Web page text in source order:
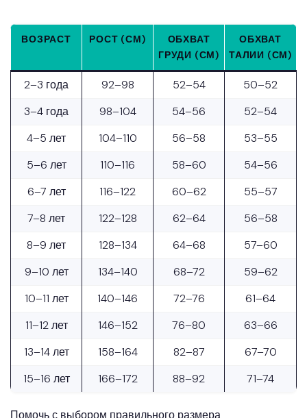
ВОЗРАСТ РОСТ (СМ)
ОБХВАТ
ГРУДИ (СМ)
ОБХВАТ
ТАЛИИ (СМ)
2–3 года 92–98 52–54
50–52
3–4 года
98–104 54–56
52–54
4–5 лет
104–110 56–58
53–55
5–6 лет
110–116 58–60
54–56
6–7 лет
116–122 60–62
55–57
7–8 лет
122–128 62–64
56–58
8–9 лет
128–134 64–68
57–60
9–10 лет
134–140 68–72
59–62
10–11 лет
140–146 72–76
61–64
11–12 лет
146–152 76–80
63–66
13–14 лет
158–164 82–87
67–70
15–16 лет
166–172 88–92 71–74
Помочь с выбором правильного размера